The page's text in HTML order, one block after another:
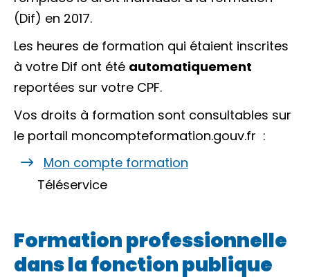
(Dif) en 2017.
Les heures de formation qui étaient inscrites
à votre Dif ont été automatiquement
reportées sur votre CPF.
Vos droits à formation sont consultables sur
le portail moncompteformation.gouv.fr :
Mon compte formation
Téléservice
Formation professionnelle
dans la fonction publique